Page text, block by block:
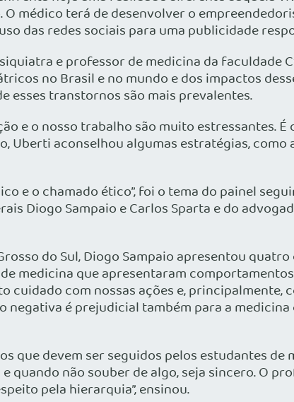
médico terá de desenvolver o
das redes sociais para uma publicidade
e professor de medicina da faculdade
no Brasil e no mundo e dos impactos
esses transtornos são mais prevalentes.
e o nosso trabalho são muito estressantes.
Uberti aconselhou algumas estratégias,
e o chamado ético”, foi o tema do painel
Diogo Sampaio e Carlos Sparta e do
do Sul, Diogo Sampaio apresentou
medicina que apresentaram
cuidado com nossas ações e, principalmente,
é prejudicial também para a medicina
que devem ser seguidos pelos estudantes
quando não souber de algo, seja sincero. O
pela hierarquia”, ensinou.